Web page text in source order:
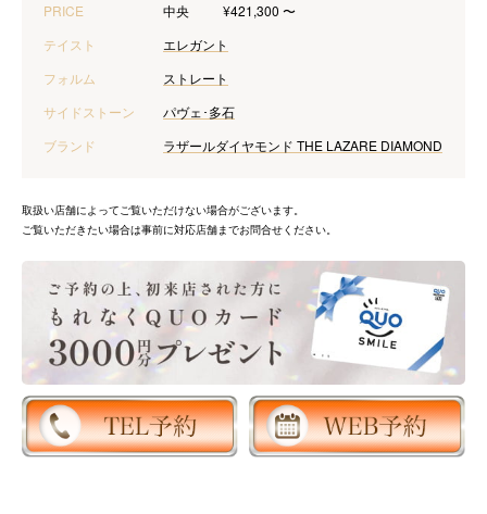
PRICE
中央
¥421,300 〜
テイスト
エレガント
フォルム
ストレート
サイドストーン
パヴェ･多石
ブランド
ラザールダイヤモンド THE LAZARE DIAMOND
取扱い店舗によってご覧いただけない場合がございます。
ご覧いただきたい場合は事前に対応店舗までお問合せください。